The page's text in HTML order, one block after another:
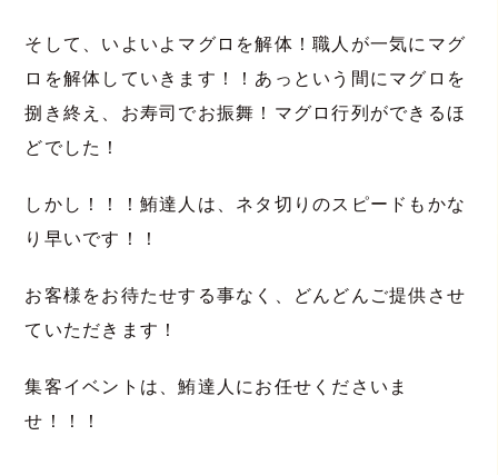
そして、いよいよマグロを解体！職人が一気にマグ
ロを解体していきます！！あっという間にマグロを
捌き終え、お寿司でお振舞！マグロ行列ができるほ
どでした！
しかし！！！鮪達人は、ネタ切りのスピードもかな
り早いです！！
お客様をお待たせする事なく、どんどんご提供させ
ていただきます！
集客イベントは、鮪達人にお任せくださいま
せ！！！